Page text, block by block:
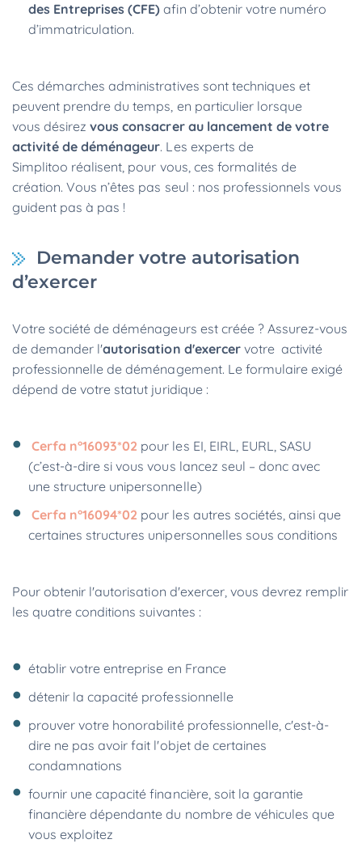
des Entreprises (CFE) afin d’obtenir votre numéro
d’immatriculation.
Ces démarches administratives sont techniques et
peuvent prendre du temps, en particulier lorsque
vous désirezvous consacrer au lancement de votre
activité de déménageur. Les experts de
Simplitoo réalisent, pour vous, ces formalités de
création. Vous n’êtes pas seul : nos professionnels vous
guident pas à pas !
Demander votre autorisation
d’exercer
Votre société de déménageurs est créée ? Assurez-vous
de demander l'autorisation d'exercer votre activité
professionnelle de déménagement. Le formulaire exigé
dépend de votre statut juridique :
Cerfa n°16093*02 pour les EI, EIRL, EURL, SASU
(c’est-à-dire si vous vous lancez seul – donc avec
une structure unipersonnelle)
Cerfa n°16094*02 pour les autres sociétés, ainsi que
certaines structures unipersonnelles sous conditions
Pour obtenir l'autorisation d'exercer, vous devrez remplir
les quatre conditions suivantes :
établir votre entreprise en France
détenir la capacité professionnelle
prouver votre honorabilité professionnelle, c'est-à-
dire ne pas avoir fait l'objet de certaines
condamnations
fournir une capacité financière, soit la garantie
financière dépendante du nombre de véhicules que
vous exploitez